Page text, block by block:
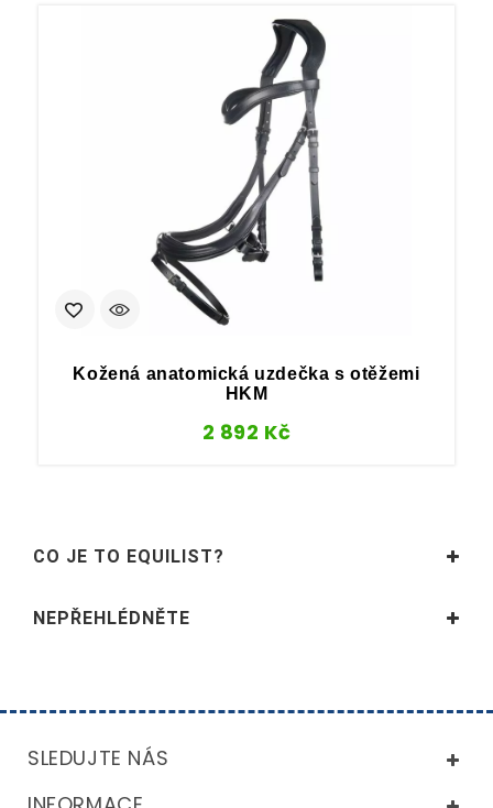
Kožená anatomická uzdečka s otěžemi
HKM
2 892 Kč
CO JE TO EQUILIST?
NEPŘEHLÉDNĚTE
SLEDUJTE NÁS